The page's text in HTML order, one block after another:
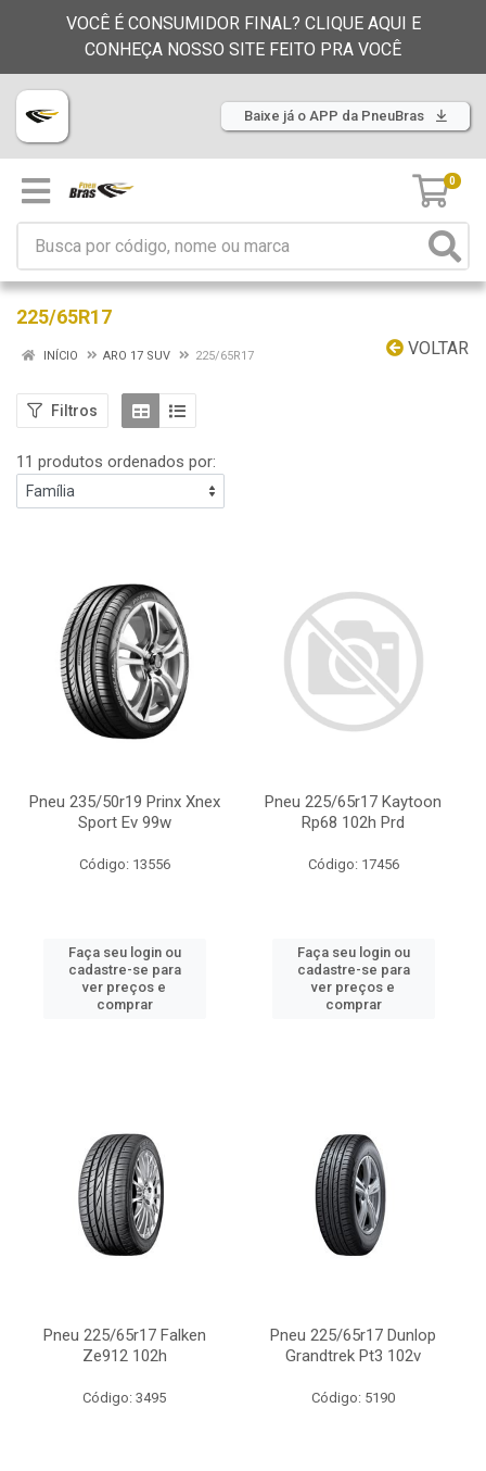
VOCÊ É CONSUMIDOR FINAL? CLIQUE AQUI E
CONHEÇA NOSSO SITE FEITO PRA VOCÊ
Baixe já o APP da PneuBras
0
225/65R17
VOLTAR
INÍCIO ARO 17 SUV 225/65R17
Filtros
11 produtos ordenados por:
Pneu 235/50r19 Prinx Xnex
Sport Ev 99w
Código: 13556
Faça seu login ou
cadastre-se para
ver preços e
comprar
Pneu 225/65r17 Kaytoon
Rp68 102h Prd
Código: 17456
Faça seu login ou
cadastre-se para
ver preços e
comprar
Pneu 225/65r17 Falken
Ze912 102h
Código: 3495
Pneu 225/65r17 Dunlop
Grandtrek Pt3 102v
Código: 5190